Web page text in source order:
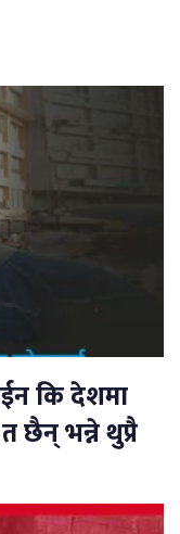
कि देशमा
त छैन् भन्ने थुप्रै